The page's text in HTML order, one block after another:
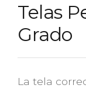
Telas
Grado
La tela